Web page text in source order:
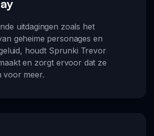
uitdagingen zoals het
geheime personages en
houdt Sprunki Trevor
en zorgt ervoor dat ze
voor meer.